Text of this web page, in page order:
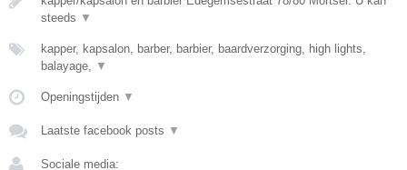
steeds ▼
kapper, kapsalon, barber, barbier, baardverzorging, high lights,
balayage, ▼
Openingstijden ▼
Laatste facebook posts ▼
Sociale media: